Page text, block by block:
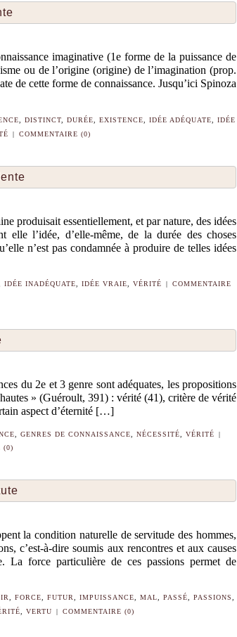
imaginative (1e forme de la puissance de
ou de l’origine (origine) de l’imagination (prop.
de cette forme de connaissance. Jusqu’ici Spinoza
,DISTINCT ,DURÉE ,EXISTENCE ,IDÉE ADÉQUATE ,IDÉE
| COMMENTAIRE (0)
produisait essentiellement, et par nature, des idées
elle l’idée, d’elle-même, de la durée des choses
n’est pas condamnée à produire de telles idées
IDÉE INADÉQUATE, IDÉE VRAIE, VÉRITÉ
COMMENTAIRE
du 2e et 3 genre sont adéquates, les propositions
» (Guéroult, 391) : vérité (41), critère de vérité
aspect d’éternité […]
GENRES DE CONNAISSANCE NÉCESSITÉ VÉRITÉ
|
(0)
la condition naturelle de servitude des hommes,
c’est-à-dire soumis aux rencontres et aux causes
La force particulière de ces passions permet de
, FORCE, FUTUR, IMPUISSANCE, MAL, PASSÉ, PASSIONS,
, VERTU COMMENTAIRE (0)